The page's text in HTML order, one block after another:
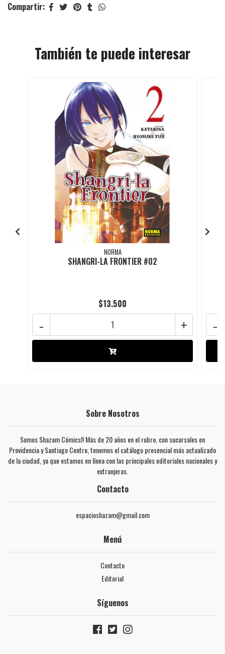
Compartir:
También te puede interesar
NORMA
SHANGRI-LA FRONTIER #02
$13.500
+
- -
Sobre Nosotros
Somos Shazam Cómics!! Más de 20 años en el rubro, con sucursales en
Providencia y Santiago Centro, tenemos el catálogo presencial más actualizado
de la ciudad, ya que estamos en línea con las principales editoriales nacionales y
extranjeras.
Contacto
espacioshazam@gmail.com
Menú
Contacto
Editorial
Síguenos